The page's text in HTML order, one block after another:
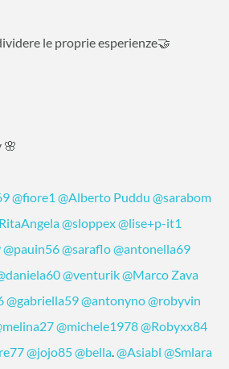
le proprie esperienze🤝
🌸
@fiore1 @Alberto Puddu @sarabom
@sloppex@lise+p-it1
@pauin56@saraflo@antonella69
@venturik@Marco Zava
@gabriella59@antonyno@robyvin
@michele1978@Robyxx84
@jojo85@bella.@Asiabl @Smlara